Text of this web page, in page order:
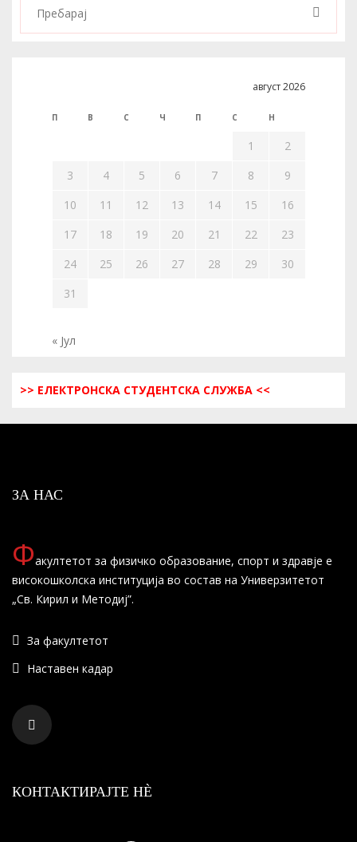
август 2026
П В С Ч П С Н
1
2
3
4 5 6 7 8
9
10
11 12 13 14 15
16
17
18 19 20 21 22
23
24
25 26 27 28 29
30
31
« Јул
>> ЕЛЕКТРОНСКА СТУДЕНТСКА СЛУЖБА <<
ЗА НАС
Факултетот за физичко образование, спорт и здравје е
високошколска институција во состав на Универзитетот
„Св. Кирил и Методиј”.
За факултетот
Наставен кадар
КОНТАКТИРАЈТЕ НÈ